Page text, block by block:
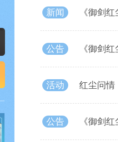
新闻 《御剑
公告 《御剑
活动 红尘问情
公告 《御剑